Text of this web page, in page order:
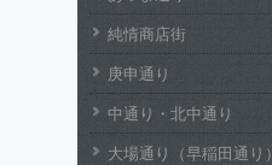
純情商店街
庚申通り
中通り・北中通り
大場通り（早稲田通り）